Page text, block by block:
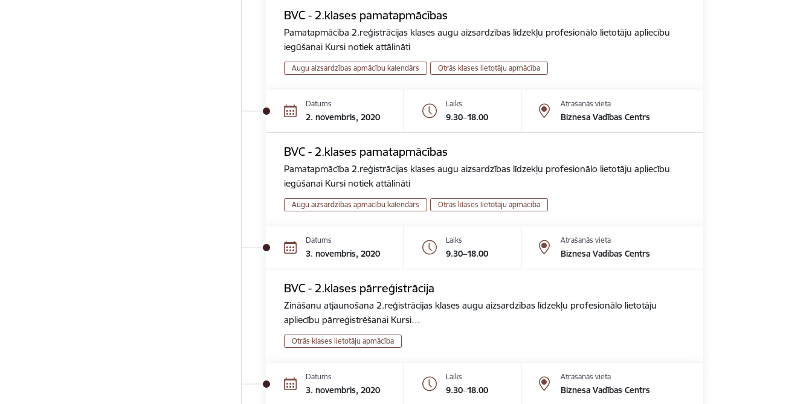
BVC - 2.klases pamatapmācības
Pamatapmācība 2.reģistrācijas klases augu aizsardzības līdzekļu profesionālo lietotāju apliecību
iegūšanai Kursi notiek attālināti
Augu aizsardzības apmācību kalendārs Otrās klases lietotāju apmācība
Datums
2. novembris, 2020
Laiks
9.30–18.00
Atrašanās vieta
Biznesa Vadības Centrs
BVC - 2.klases pamatapmācības
Pamatapmācība 2.reģistrācijas klases augu aizsardzības līdzekļu profesionālo lietotāju apliecību
iegūšanai Kursi notiek attālināti
Augu aizsardzības apmācību kalendārs Otrās klases lietotāju apmācība
Datums
3. novembris, 2020
Laiks
9.30–18.00
Atrašanās vieta
Biznesa Vadības Centrs
BVC - 2.klases pārreģistrācija
Zināšanu atjaunošana 2.reģistrācijas klases augu aizsardzības līdzekļu profesionālo lietotāju
apliecību pārreģistrēšanai Kursi…
Otrās klases lietotāju apmācība
Datums
3. novembris, 2020
Laiks
9.30–18.00
Atrašanās vieta
Biznesa Vadības Centrs